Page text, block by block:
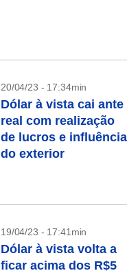
20/04/23 - 17:34min
Dólar à vista cai ante
real com realização
de lucros e influência
do exterior
19/04/23 - 17:41min
Dólar à vista volta a
ficar acima dos R$5